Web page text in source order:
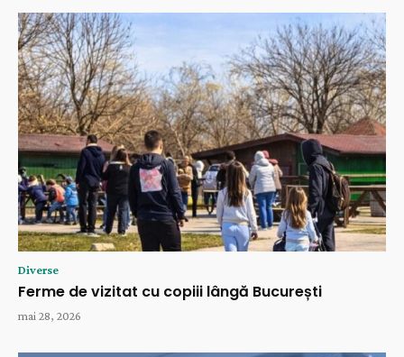
Diverse
Ferme de vizitat cu copiii lângă București
mai 28, 2026